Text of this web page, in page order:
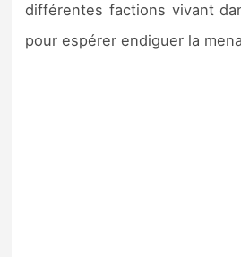
différentes factions vivant
pour espérer endiguer la